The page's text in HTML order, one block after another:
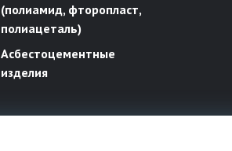
(полиамид, фторопласт,
полиацеталь)
Асбестоцементные
изделия